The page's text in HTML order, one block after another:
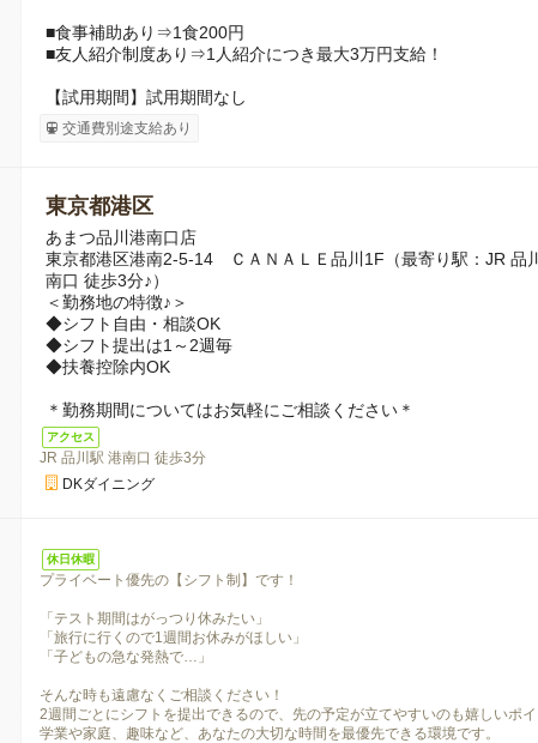
■食事補助あり⇒1食200円
■友人紹介制度あり⇒1人紹介につき最大3万円支給！
【試用期間】試用期間なし
交通費別途支給あり
東京都港区
あまつ品川港南口店
東京都港区港南2-5-14 ＣＡＮＡＬＥ品川1F（最寄り駅：JR 品
南口 徒歩3分♪）
＜勤務地の特徴♪＞
◆シフト自由・相談OK
◆シフト提出は1～2週毎
◆扶養控除内OK
＊勤務期間についてはお気軽にご相談ください＊
アクセス
JR 品川駅 港南口 徒歩3分
DKダイニング
休日休暇
プライベート優先の【シフト制】です！
「テスト期間はがっつり休みたい」
「旅行に行くので1週間お休みがほしい」
「子どもの急な発熱で…」
そんな時も遠慮なくご相談ください！
2週間ごとにシフトを提出できるので、先の予定が立てやすいのも嬉しいポイ
学業や家庭、趣味など、あなたの大切な時間を最優先できる環境です。